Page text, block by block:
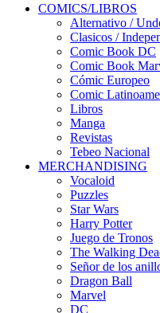
COMICS/LIBROS
Alternativo /
Clasicos /
Comic Book DC
Comic Book
Cómic Europeo
Comic
Libros
Manga
Revistas
Tebeo Nacional
MERCHANDISING
Vocaloid
Puzzles
Star Wars
Harry Potter
Juego de Tronos
The Walking
Señor de los
Dragon Ball
Marvel
DC